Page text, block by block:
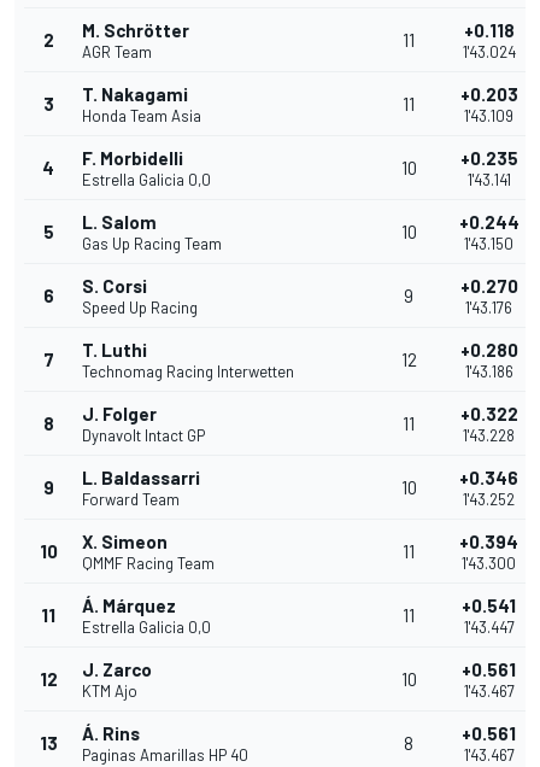
2 M. Schrötter
AGR Team
11 +0.118
1'43.024
3 T. Nakagami
Honda Team Asia
11 +0.203
1'43.109
4 F. Morbidelli
Estrella Galicia 0,0
10 +0.235
1'43.141
5 L. Salom
Gas Up Racing Team
10 +0.244
1'43.150
6 S. Corsi
Speed Up Racing
9 +0.270
1'43.176
7 T. Luthi
Technomag Racing Interwetten
12 +0.280
1'43.186
8 J. Folger
Dynavolt Intact GP
11 +0.322
1'43.228
9 L. Baldassarri
Forward Team
10 +0.346
1'43.252
10 X. Simeon
QMMF Racing Team
11 +0.394
1'43.300
11 Á. Márquez
Estrella Galicia 0,0
11 +0.541
1'43.447
12 J. Zarco
KTM Ajo
10 +0.561
1'43.467
13 Á. Rins
Paginas Amarillas HP 40
8 +0.561
1'43.467